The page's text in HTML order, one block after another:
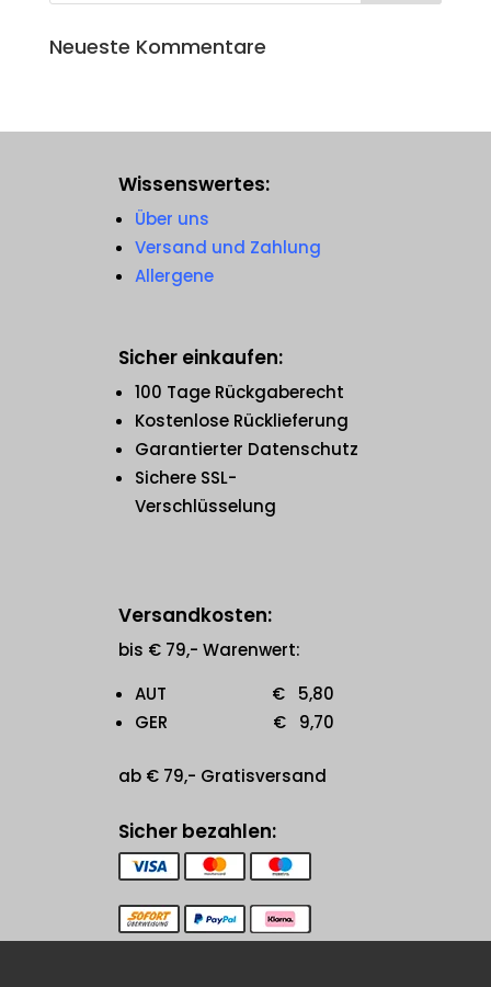
Neueste Kommentare
Wissenswertes:
Über uns
Versand und Zahlung
Allergene
Sicher einkaufen:
100 Tage Rückgaberecht
Kostenlose Rücklieferung
Garantierter Datenschutz
Sichere SSL-
Verschlüsselung
Versandkosten:
bis € 79,- Warenwert:
AUT € 5,80
GER € 9,70
ab € 79,- Gratisversand
Sicher bezahlen: